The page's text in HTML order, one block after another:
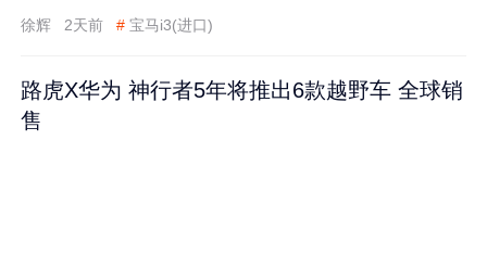
徐辉 2天前 # 宝马i3(进口)
路虎X华为 神行者5年将推出6款越野车 全球销
售